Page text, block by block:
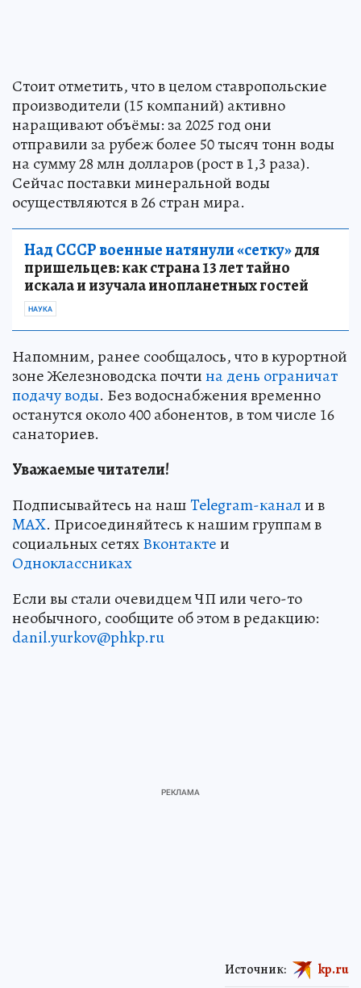
Стоит отметить, что в целом ставропольские
производители (15 компаний) активно
наращивают объёмы: за 2025 год они
отправили за рубеж более 50 тысяч тонн воды
на сумму 28 млн долларов (рост в 1,3 раза).
Сейчас поставки минеральной воды
осуществляются в 26 стран мира.
Над СССР военные натянули «сетку»для
пришельцев: как страна 13 лет тайно
искала и изучала инопланетных гостей
НАУКА
Напомним, ранее сообщалось, что в курортной
зоне Железноводска почтина день ограничат
подачу воды. Без водоснабжения временно
останутся около 400 абонентов, в том числе 16
санаториев.
Уважаемые читатели!
Подписывайтесь на нашTelegram-канали в
MAX. Присоединяйтесь к нашим группам в
социальных сетяхВконтактеи
Одноклассниках
Если вы стали очевидцем ЧП или чего-то
необычного, сообщите об этом в редакцию:
danil.yurkov@phkp.ru
Источник: kp.ru